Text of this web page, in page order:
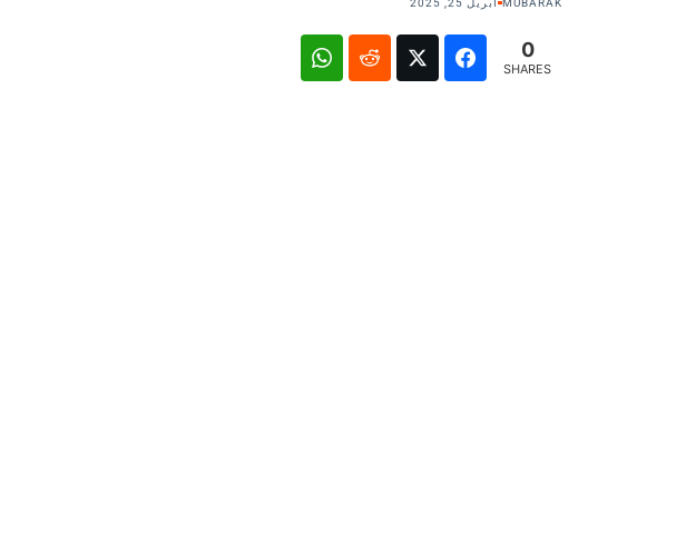
MUBARAK أبريل 25, 2025
0
SHARES